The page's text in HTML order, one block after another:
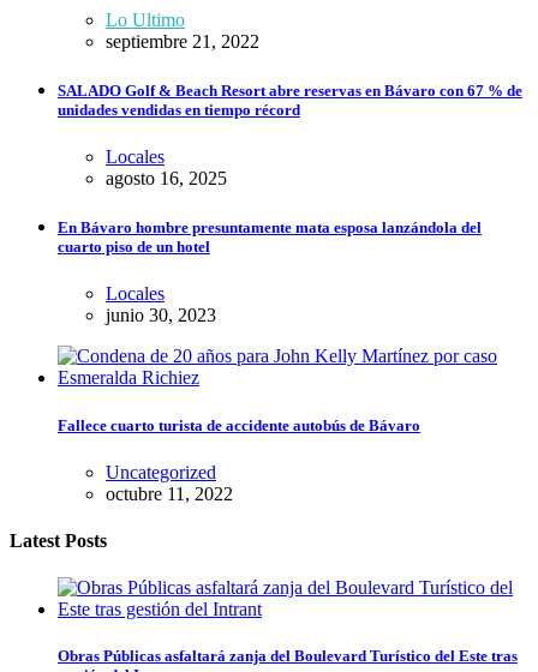
Lo Ultimo
septiembre 21, 2022
SALADO Golf & Beach Resort abre reservas en Bávaro con 67 % de
unidades vendidas en tiempo récord
Locales
agosto 16, 2025
En Bávaro hombre presuntamente mata esposa lanzándola del
cuarto piso de un hotel
Locales
junio 30, 2023
Fallece cuarto turista de accidente autobús de Bávaro
Uncategorized
octubre 11, 2022
Latest Posts
Obras Públicas asfaltará zanja del Boulevard Turístico del Este tras